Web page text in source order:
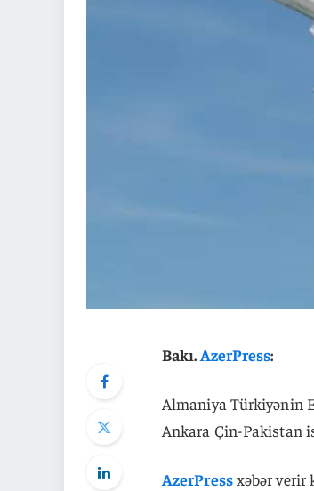
Bakı.AzerPress:
Almaniya Türkiyənin
Ankara Çin-Pakistan
AzerPressxəbər verir